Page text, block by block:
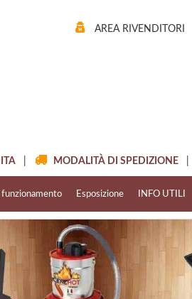
AREA RIVENDITORI
MODALITÀ DI SPEDIZIONE
funzionamento Esposizione INFO UTILI